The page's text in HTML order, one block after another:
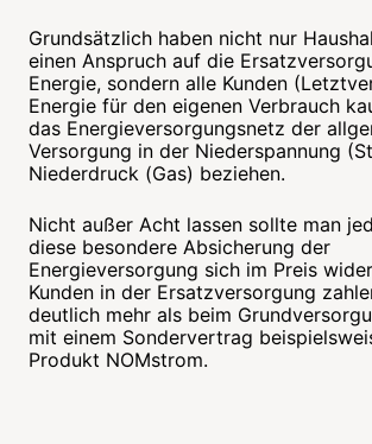
Grundsätzlich haben nicht nur
einen Anspruch auf die
Energie, sondern alle Kunden
Energie für den eigenen Verbrauch
das Energieversorgungsnetz der
Versorgung in der Niederspannung
Niederdruck (Gas) beziehen.
Nicht außer Acht lassen sollte man
diese besondere Absicherung der
Energieversorgung sich im Preis
Kunden in der Ersatzversorgung
deutlich mehr als beim
mit einem Sondervertrag
Produkt NOMstrom.